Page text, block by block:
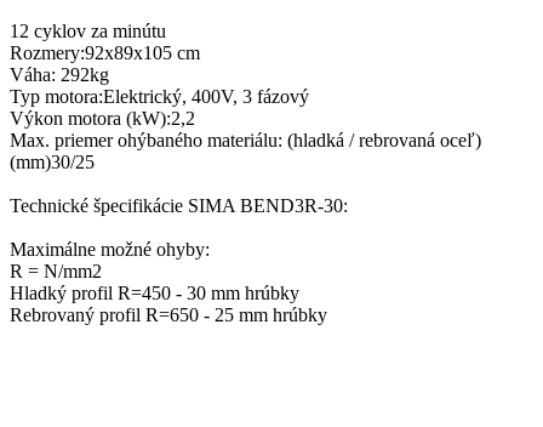
12 cyklov za minútu
Rozmery:92x89x105 cm
Váha: 292kg
Typ motora:Elektrický, 400V, 3 fázový
Výkon motora (kW):2,2
Max. priemer ohýbaného materiálu: (hladká / rebrovaná oceľ)
(mm)30/25
Technické špecifikácie SIMA BEND3R-30:
Maximálne možné ohyby:
R = N/mm2
Hladký profil R=450 - 30 mm hrúbky
Rebrovaný profil R=650 - 25 mm hrúbky